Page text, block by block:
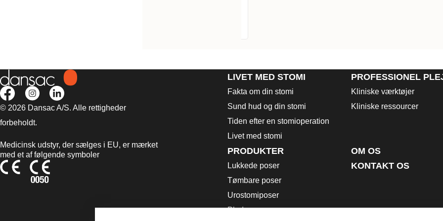
© 2026 Dansac A/S. Alle rettigheder
forbeholdt.
Medicinsk udstyr, der sælges i EU, er mærket
med et af følgende symboler
LIVET MED STOMI
Fakta om din stomi
Sund hud og din stomi
Tiden efter en stomioperation
Livet med stomi
PROFESSIONEL
Kliniske værktøjer
Kliniske ressourcer
PRODUKTER
Lukkede poser
Tømbare poser
Urostomiposer
Plader
OM OS
KONTAKT OS